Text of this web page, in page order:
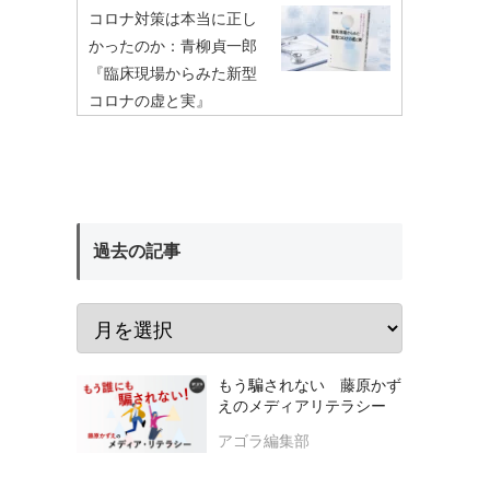
コロナ対策は本当に正し
かったのか：青柳貞一郎
『臨床現場からみた新型
コロナの虚と実』
過去の記事
もう騙されない 藤原かず
えのメディアリテラシー
アゴラ編集部